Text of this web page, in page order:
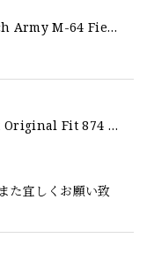
【DEADSTOCK】French Army M-64 Field Jacket "92C" 実物 フランス軍 フィールドジャケット コットンサテン300 デッドストック
【Dickies】Work Pant Original Fit 874 新品 ディッキーズ オリジナルフィット ワークパンツ
た宜しくお願い致